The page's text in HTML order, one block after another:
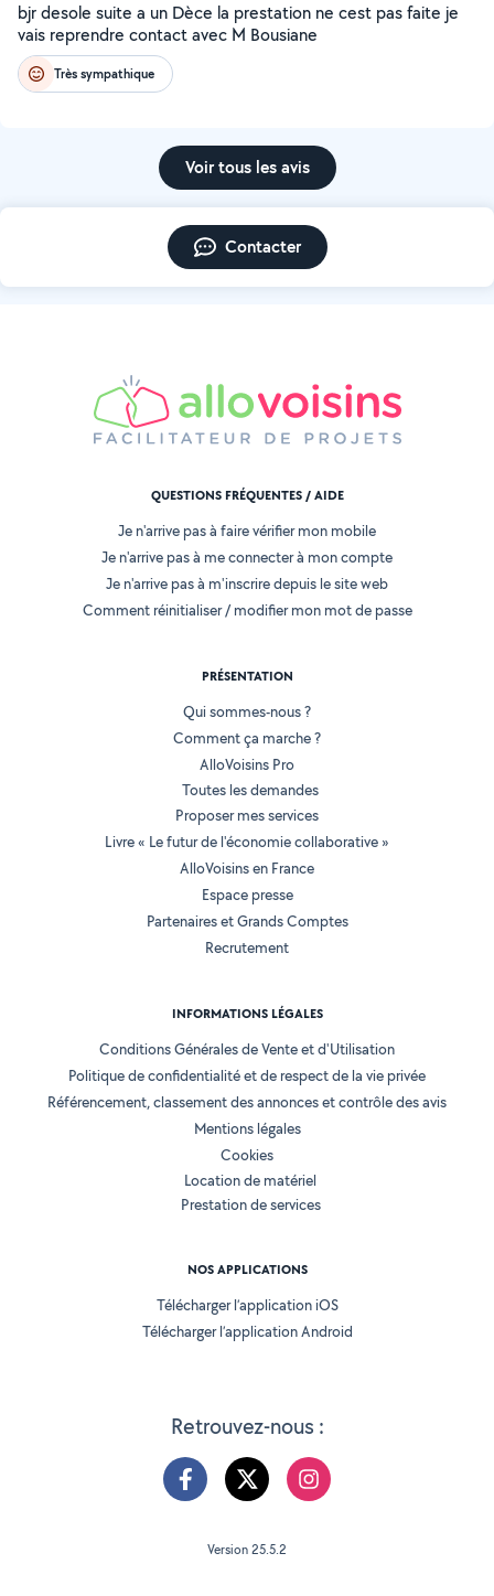
bjr desole suite a un Dèce la prestation ne cest pas faite je
vais reprendre contact avec M Bousiane
Très sympathique
Voir tous les avis
Contacter
Retrouvez-nous :
QUESTIONS FRÉQUENTES / AIDE
Je n'arrive pas à faire vérifier mon mobile
Je n'arrive pas à me connecter à mon compte
Je n'arrive pas à m'inscrire depuis le site web
Comment réinitialiser / modifier mon mot de passe
PRÉSENTATION
Qui sommes-nous ?
Comment ça marche ?
AlloVoisins Pro
Toutes les demandes
Proposer mes services
Livre « Le futur de l'économie collaborative »
AlloVoisins en France
Espace presse
Partenaires et Grands Comptes
Recrutement
INFORMATIONS LÉGALES
Conditions Générales de Vente et d'Utilisation
Politique de confidentialité et de respect de la vie privée
Référencement, classement des annonces et contrôle des avis
Mentions légales
Cookies
Location de matériel
Prestation de services
NOS APPLICATIONS
Télécharger l’application iOS
Télécharger l’application Android
Version 25.5.2